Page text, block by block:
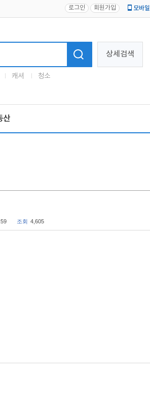
로그인 회원가입 모바일
상세검색
캐셔 청소
산
조회 4,605